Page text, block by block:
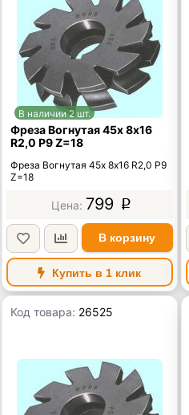
В наличии 2 шт.
Фреза Вогнутая 45х 8х16
R2,0 Р9 Z=18
Фреза Вогнутая 45х 8х16 R2,0 Р9
Z=18
799 p
В корзину
Купить в 1 клик
Код товара: 26525